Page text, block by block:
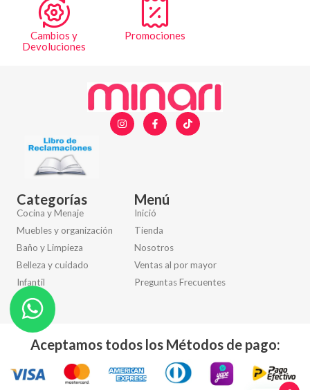
Cambios y
Devoluciones
Promociones
Categorías
Cocina y Menaje
Muebles y organización
Baño y Limpieza
Belleza y cuidado
Infantil
Otros
Menú
Inició
Tienda
Nosotros
Ventas al por mayor
Preguntas Frecuentes
Aceptamos todos los Métodos de pago: